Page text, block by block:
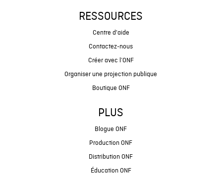
RESSOURCES
Centre d'aide
Contactez-nous
Créer avec l’ONF
Organiser une projection publique
Boutique ONF
PLUS
Blogue ONF
Production ONF
Distribution ONF
Éducation ONF